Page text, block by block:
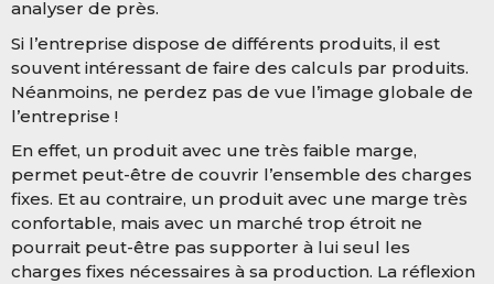
analyser de près.
Si l’entreprise dispose de différents produits, il est
souvent intéressant de faire des calculs par produits.
Néanmoins, ne perdez pas de vue l’image globale de
l’entreprise !
En effet, un produit avec une très faible marge,
permet peut-être de couvrir l’ensemble des charges
fixes. Et au contraire, un produit avec une marge très
confortable, mais avec un marché trop étroit ne
pourrait peut-être pas supporter à lui seul les
charges fixes nécessaires à sa production. La réflexion